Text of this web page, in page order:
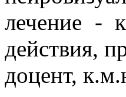
лечение -
действия,
доцент,